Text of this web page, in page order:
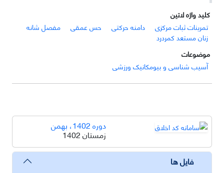
کلید واژه لاتین
تمرینات ثبات مرکزی
دامنه حرکتی حس عمقی
مفصل شانه
زنان مستعد کمردرد
موضوعات
آسیب شناسی و بیومکانیک ورزشی
دوره 1402، بهمن
زمستان 1402
فایل ها